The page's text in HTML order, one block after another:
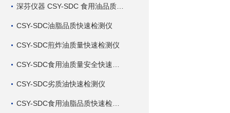
CSY-SDC油脂品质快速检测仪
CSY-SDC煎炸油质量快速检测仪
CSY-SDC劣质油快速检测仪